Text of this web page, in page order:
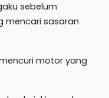
sebelum
mencari sasaran
motor yang